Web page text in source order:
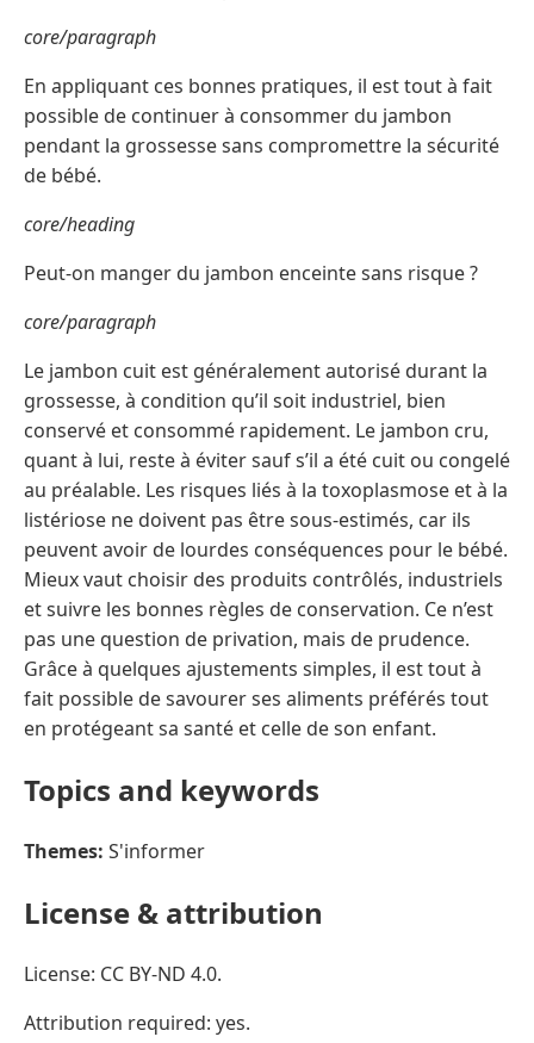
core/paragraph
En appliquant ces bonnes pratiques, il est tout à fait
possible de continuer à consommer du jambon
pendant la grossesse sans compromettre la sécurité
de bébé.
core/heading
Peut-on manger du jambon enceinte sans risque ?
core/paragraph
Le jambon cuit est généralement autorisé durant la
grossesse, à condition qu’il soit industriel, bien
conservé et consommé rapidement. Le jambon cru,
quant à lui, reste à éviter sauf s’il a été cuit ou congelé
au préalable. Les risques liés à la toxoplasmose et à la
listériose ne doivent pas être sous-estimés, car ils
peuvent avoir de lourdes conséquences pour le bébé.
Mieux vaut choisir des produits contrôlés, industriels
et suivre les bonnes règles de conservation. Ce n’est
pas une question de privation, mais de prudence.
Grâce à quelques ajustements simples, il est tout à
fait possible de savourer ses aliments préférés tout
en protégeant sa santé et celle de son enfant.
Topics and keywords
Themes: S'informer
License & attribution
License: CC BY-ND 4.0.
Attribution required: yes.